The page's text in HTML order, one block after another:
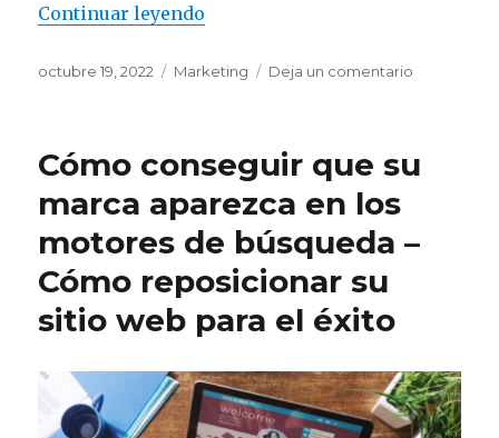
Continuar leyendo
Publicado
octubre 19, 2022 Categorías
Marketing Deja un comentario
en
Cómo conseguir que su
marca aparezca en los
motores de búsqueda –
Cómo reposicionar su
sitio web para el éxito